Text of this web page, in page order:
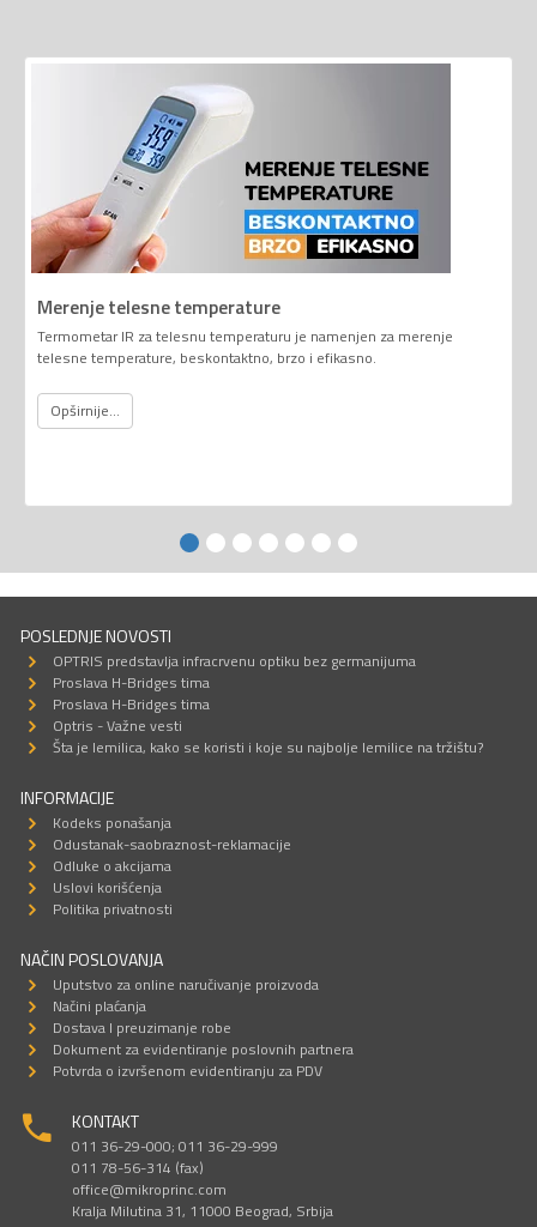
Merenje telesne temperature
Termometar IR za telesnu temperaturu je namenjen za merenje
telesne temperature, beskontaktno, brzo i efikasno.
Opširnije...
POSLEDNJE NOVOSTI
OPTRIS predstavlja infracrvenu optiku bez germanijuma
Proslava H-Bridges tima
Proslava H-Bridges tima
Optris - Važne vesti
Šta je lemilica, kako se koristi i koje su najbolje lemilice na tržištu?
INFORMACIJE
Kodeks ponašanja
Odustanak-saobraznost-reklamacije
Odluke o akcijama
Uslovi korišćenja
Politika privatnosti
NAČIN POSLOVANJA
Uputstvo za online naručivanje proizvoda
Načini plaćanja
Dostava I preuzimanje robe
Dokument za evidentiranje poslovnih partnera
Potvrda o izvršenom evidentiranju za PDV
KONTAKT
011 36-29-000; 011 36-29-999
011 78-56-314 (fax)
office@mikroprinc.com
Kralja Milutina 31, 11000 Beograd, Srbija